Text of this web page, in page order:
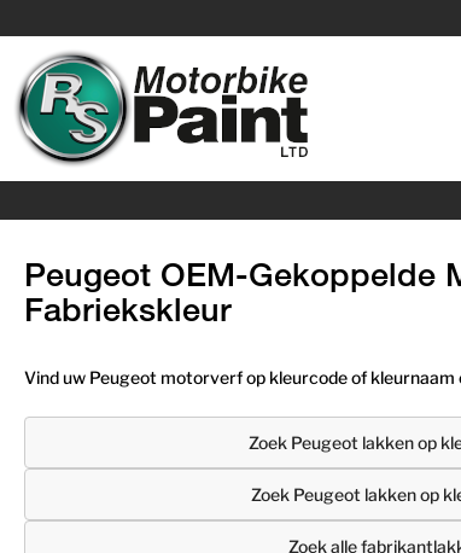
Peugeot OEM-Gekoppelde
Fabriekskleur
Vind uw Peugeot motorverf op kleurcode of kleurnaam
Zoek Peugeot lakken op
Zoek Peugeot lakken op
Zoek alle